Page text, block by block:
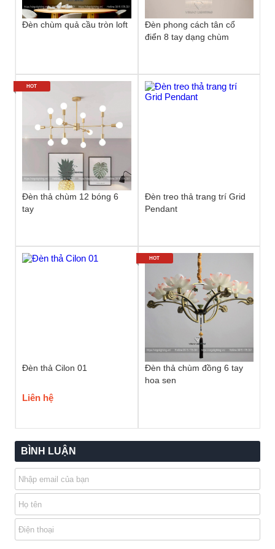
Đèn chùm quả cầu tròn loft
Đèn phong cách tân cổ
điển 8 tay dạng chùm
Đèn thả chùm 12 bóng 6
tay
HOT
Đèn treo thả trang trí Grid
Pendant
Đèn thả Cilon 01
Liên hệ
Đèn thả chùm đồng 6 tay
hoa sen
HOT
BÌNH LUẬN